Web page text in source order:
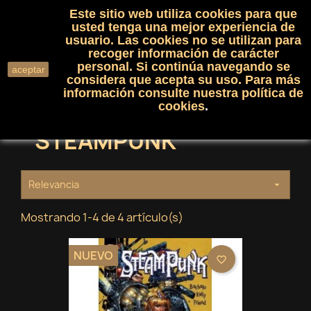
shopping_cart(0)

search
STEAMPUNK
Relevancia 
Mostrando 1-4 de 4 artículo(s)
NUEVO favorite_border
aceptar
Este sitio web utiliza cookies para que
usted tenga una mejor experiencia de
usuario. Las cookies no se utilizan para
recoger información de carácter
personal. Si continúa navegando se
considera que acepta su uso. Para más
información consulte nuestra política de
cookies.